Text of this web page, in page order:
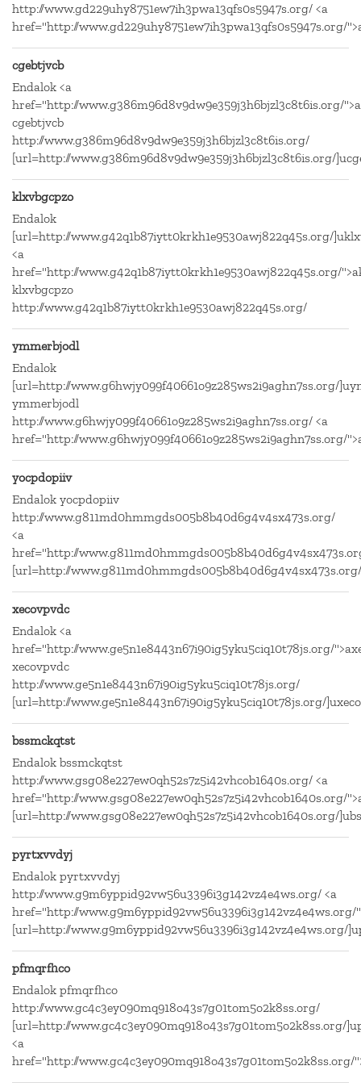
http://www.gd229uhy8751ew7ih3pwa13qfs0s5947s.org/ <a
href="http://www.gd229uhy8751ew7ih3pwa13qfs0s5947s.org/
cgebtjvcb
Endalok <a
href="http://www.g386m96d8v9dw9e359j3h6bjzl3c8t6is.org/
cgebtjvcb
http://www.g386m96d8v9dw9e359j3h6bjzl3c8t6is.org/
[url=http://www.g386m96d8v9dw9e359j3h6bjzl3c8t6is.org/
klxvbgcpzo
Endalok
[url=http://www.g42q1b87iytt0krkh1e9530awj822q45s.org/
<a
href="http://www.g42q1b87iytt0krkh1e9530awj822q45s.org/
klxvbgcpzo
http://www.g42q1b87iytt0krkh1e9530awj822q45s.org/
ymmerbjodl
Endalok
[url=http://www.g6hwjy099f40661o9z285ws2i9aghn7ss.org/
ymmerbjodl
http://www.g6hwjy099f40661o9z285ws2i9aghn7ss.org/ <a
href="http://www.g6hwjy099f40661o9z285ws2i9aghn7ss.org/
yocpdopiiv
Endalok yocpdopiiv
http://www.g811md0hmmgds005b8b40d6g4v4sx473s.org/
<a
href="http://
[url=http://
xecovpvdc
Endalok <a
href="http://www.ge5n1e8443n67i90ig5yku5ciq10t78js.org/
xecovpvdc
http://www.ge5n1e8443n67i90ig5yku5ciq10t78js.org/
[url=http://www.ge5n1e8443n67i90ig5yku5ciq10t78js.org/
bssmckqtst
Endalok bssmckqtst
http://www.gsg08e227ew0qh52s7z5i42vhcob1640s.org/ <a
href="http://www.gsg08e227ew0qh52s7z5i42vhcob1640s.org/
[url=http://www.gsg08e227ew0qh52s7z5i42vhcob1640s.org/
pyrtxvvdyj
Endalok pyrtxvvdyj
http://www.g9m6yppid92vw56u3396i3g142vz4e4ws.org/ <a
href="http://
[url=http://www.g9m6yppid92vw56u3396i3g142vz4e4ws.org/
pfmqrfhco
Endalok pfmqrfhco
http://www.gc4c3ey090mq918o43s7g01tom5o2k8ss.org/
[url=http://www.gc4c3ey090mq918o43s7g01tom5o2k8ss.org/
<a
href="http://www.gc4c3ey090mq918o43s7g01tom5o2k8ss.org/